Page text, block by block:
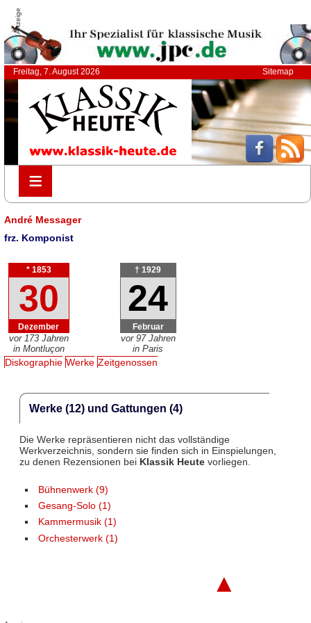
Anzeige
Freitag, 7. August 2026 Sitemap
≡
≡
André Messager
frz. Komponist
* 1853
30
Dezember
vor 173 Jahren
in Montluçon
† 1929
24
Februar
vor 97 Jahren
in Paris
Diskographie Werke Zeitgenossen
Werke (12) und Gattungen (4)
Die Werke repräsentieren nicht das vollständige
Werkverzeichnis, sondern sie finden sich in Einspielungen,
zu denen Rezensionen bei Klassik Heutevorliegen.
Bühnenwerk (9)
Gesang-Solo (1)
Kammermusik (1)
Orchesterwerk (1)
▲